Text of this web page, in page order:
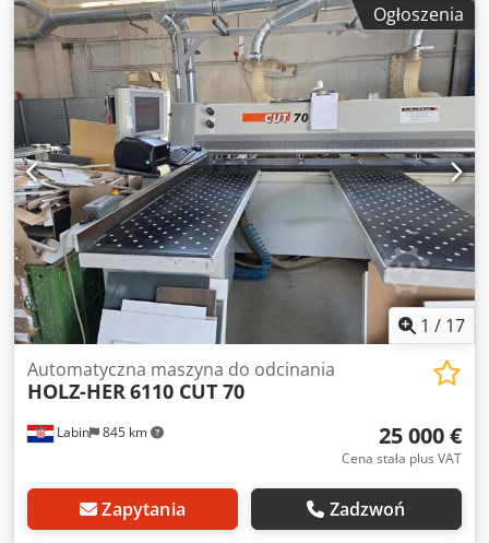
Ogłoszenia
1 / 17
Labin 845 km
Automatyczna maszyna do odcinania
HOLZ-HER6110 CUT 70
25 000 €
Cena stała plus VAT
Zapytania Zadzwoń